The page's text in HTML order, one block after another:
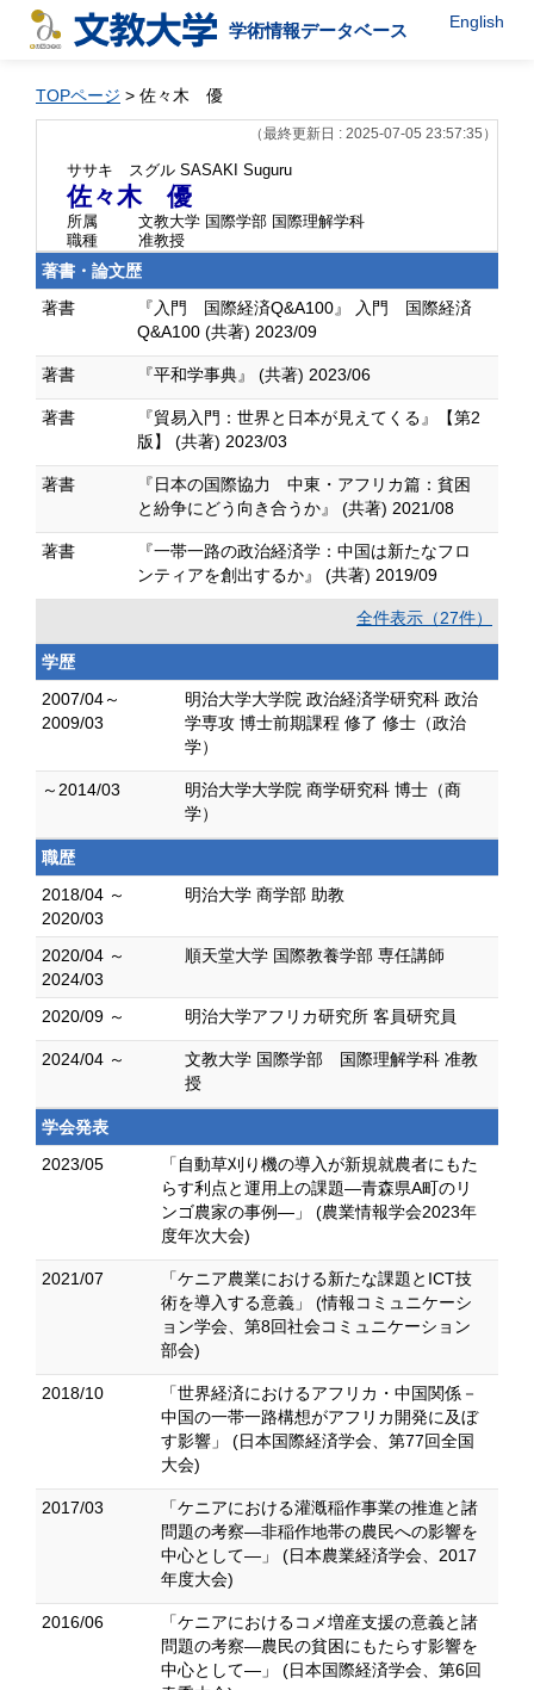
学術情報データベース English
TOPページ > 佐々木 優
（最終更新日 : 2025-07-05 23:57:35）
ササキ スグル SASAKI Suguru
佐々木 優
所属
文教大学 国際学部 国際理解学科
職種
准教授
著書・論文歴
著書
『入門 国際経済Q&A100』 入門 国際経済
Q&A100 (共著) 2023/09
著書 『平和学事典』 (共著) 2023/06
著書
『貿易入門：世界と日本が見えてくる』【第2
版】 (共著) 2023/03
著書
『日本の国際協力 中東・アフリカ篇：貧困
と紛争にどう向き合うか』 (共著) 2021/08
著書
『一帯一路の政治経済学：中国は新たなフロ
ンティアを創出するか』 (共著) 2019/09
全件表示（27件）
学歴
2007/04～
2009/03
明治大学大学院 政治経済学研究科 政治
学専攻 博士前期課程 修了 修士（政治
学）
～2014/03
明治大学大学院 商学研究科 博士（商
学）
職歴
2018/04 ～
2020/03
明治大学 商学部 助教
2020/04 ～
2024/03
順天堂大学 国際教養学部 専任講師
2020/09 ～ 明治大学アフリカ研究所 客員研究員
2024/04 ～
文教大学 国際学部 国際理解学科 准教
授
学会発表
2023/05
「自動草刈り機の導入が新規就農者にもた
らす利点と運用上の課題―青森県A町のリ
ンゴ農家の事例―」 (農業情報学会2023年
度年次大会)
2021/07
「ケニア農業における新たな課題とICT技
術を導入する意義」 (情報コミュニケーシ
ョン学会、第8回社会コミュニケーション
部会)
2018/10
「世界経済におけるアフリカ・中国関係－
中国の一帯一路構想がアフリカ開発に及ぼ
す影響」 (日本国際経済学会、第77回全国
大会)
2017/03
「ケニアにおける灌漑稲作事業の推進と諸
問題の考察―非稲作地帯の農民への影響を
中心として―」 (日本農業経済学会、2017
年度大会)
2016/06
「ケニアにおけるコメ増産支援の意義と諸
問題の考察―農民の貧困にもたらす影響を
中心として―」 (日本国際経済学会、第6回